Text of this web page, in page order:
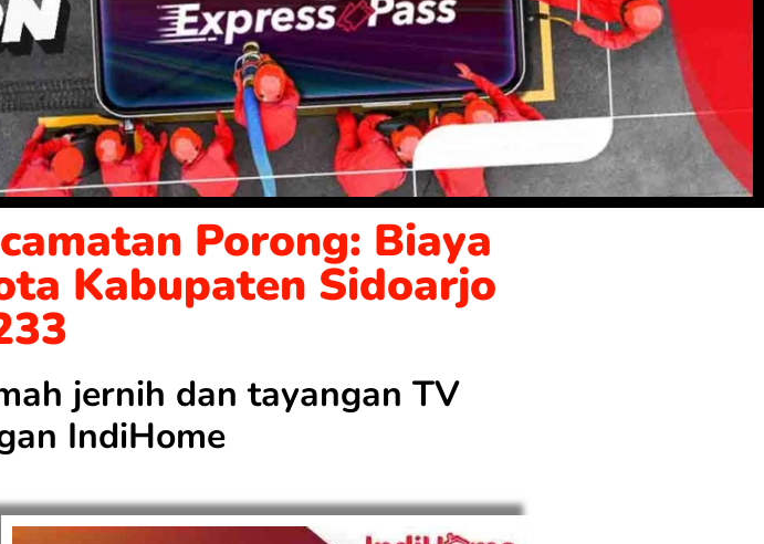
Porong: Biaya
Kabupaten Sidoarjo
jernih dan tayangan TV
IndiHome